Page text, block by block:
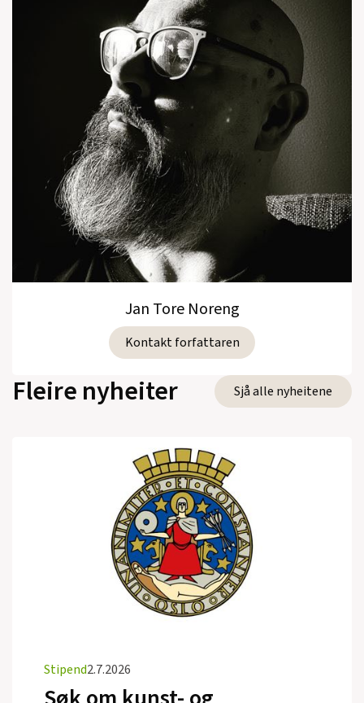
Jan Tore Noreng
Kontakt forfattaren
Fleire nyheiter Sjå alle nyheitene
Stipend2.7.2026